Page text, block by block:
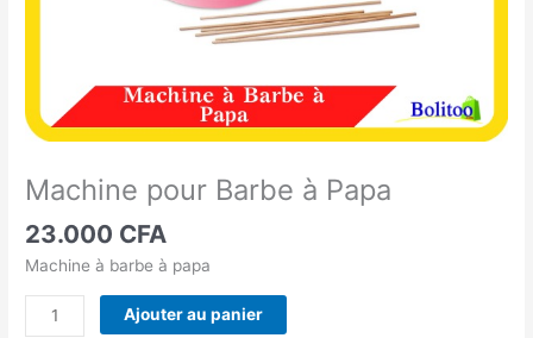
Machine pour Barbe à Papa
23.000 CFA
Machine à barbe à papa
Ajouter au panier